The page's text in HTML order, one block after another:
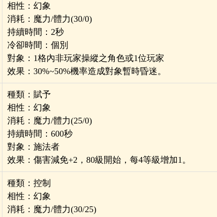
相性：幻象
消耗：魔力/體力(30/0)
持續時間：2秒
冷卻時間：個別
對象：1格內非玩家操縱之角色或1位玩家
效果：30%~50%機率造成對象暫時昏迷。
種類：賦予
相性：幻象
消耗：魔力/體力(25/0)
持續時間：600秒
對象：施法者
效果：傷害減免+2，80級 開始，每4等級增加1。
種類：控制
相性：幻象
消耗：魔力/體力(30/25)